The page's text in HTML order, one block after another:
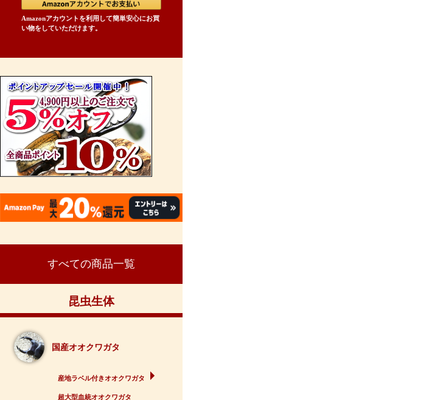
Amazonアカウントを利用して簡単安心にお買
い物をしていただけます。
すべての商品一覧
昆虫生体
国産オオクワガタ
産地ラベル付きオオクワガタ
超大型血統オオクワガタ